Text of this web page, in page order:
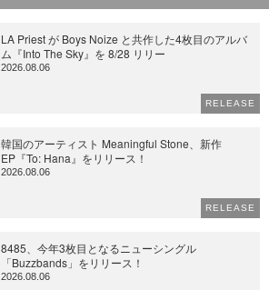
LA Priest が Boys Noize と共作した4枚目のアルバ
ム『Into The Sky』を 8/28 リリー
2026.08.06
RELEASE
韓国のアーティスト Meaningful Stone、新作
EP『To: Hana』をリリース！
2026.08.06
RELEASE
8485、今年3枚目となるニューシングル
「Buzzbands」をリリース！
2026.08.06